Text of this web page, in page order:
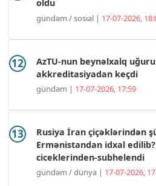
oldu
gündəm / sosial | 17-07-2026,
AzTU-nun beynəlxalq
akkreditasiyadan keçdi
gündəm | 17-07-2026, 17:59
Rusiya İran çiçəklərindən
Ermənistandan idxal
ciceklerinden-subhelendi
gündəm / dünya | 17-07-2026,